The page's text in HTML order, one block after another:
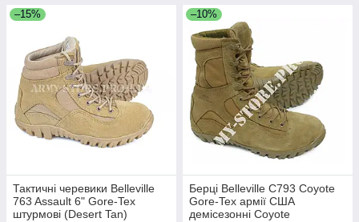
–15%
Тактичні черевики Belleville
763 Assault 6" Gore-Tex
штурмові (Desert Tan)
–10%
Берці Belleville C793 Coyote
Gore-Tex армії США
демісезонні Coyote